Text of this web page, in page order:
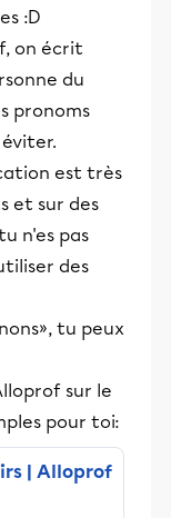
:D
on écrit
du
pronoms
est très
et sur des
n'es pas
des
tu peux
sur le
pour toi:
| Alloprof